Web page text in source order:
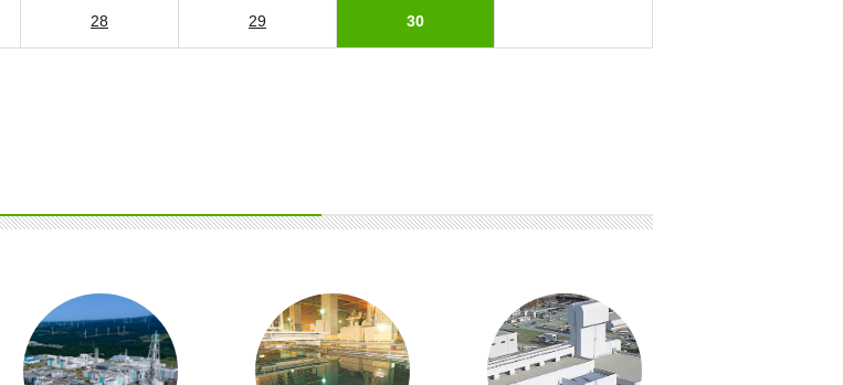
28 29 30